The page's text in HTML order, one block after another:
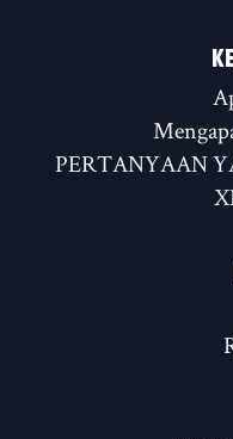
PERTANYAAN